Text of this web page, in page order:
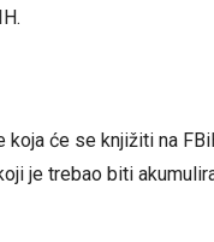
će se knjižiti na
je trebao biti